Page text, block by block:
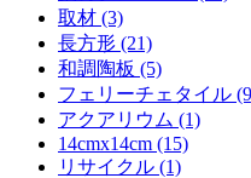
取材 (3)
長方形 (21)
和調陶板 (5)
フェリーチェタイル
アクアリウム (1)
14cmx14cm (15)
リサイクル (1)